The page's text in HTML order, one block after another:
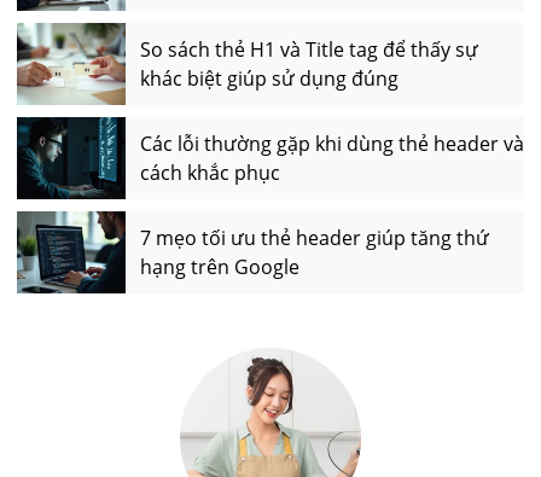
So sách thẻ H1 và Title tag để thấy sự
khác biệt giúp sử dụng đúng
Các lỗi thường gặp khi dùng thẻ header và
cách khắc phục
7 mẹo tối ưu thẻ header giúp tăng thứ
hạng trên Google